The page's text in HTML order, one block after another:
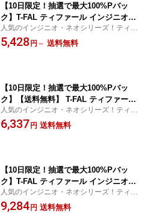
【10日限定！抽選で最大100%Pバッ
ク】T-FAL ティファール インジニオ・
ネオ IHマロンブラウン・アンリミテッ
ド フライパン 22cm・26cm・28cm L3
ギフト】cp対象
人気のインジニオ・ネオシリーズ！ティフ
ァール史上最高峰の耐久性と熱伝導性を実
現！
5,428 円 ～ 送料無料
【10日限定！抽選で最大100%Pバッ
ク】【送料無料】 T-FAL ティファール
インジニオ・ネオ IHマロンブラウン・
アンリミテッド ウォックパン26cm L38
人気のインジニオ・ネオシリーズ！ティフ
ァール史上最高峰の耐久性と熱伝導性を実
現！
6,337 円 送料無料
【10日限定！抽選で最大100%Pバッ
ク】T-FAL ティファール インジニオ・
ネオ IHルージュ・アンリミテッド セッ
ト3 L38390（ガス火・IH対応）【取っ手
人気のインジニオ・ネオシリーズ！ティフ
ァール史上最高峰の耐久性と熱伝導性を実
9,284 円 送料無料